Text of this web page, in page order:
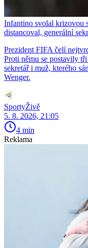
Infantino svolal krizovou
distancoval, generální
Prezident FIFA čelí
Proti němu se postavily
sekretář i muž, kterého
Wenger.
SportyŽivě
5. 8. 2026, 21:05
4 min
Reklama